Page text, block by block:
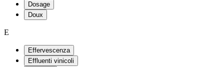
Dosage
Doux
E
Effervescenza
Effluenti vinicoli